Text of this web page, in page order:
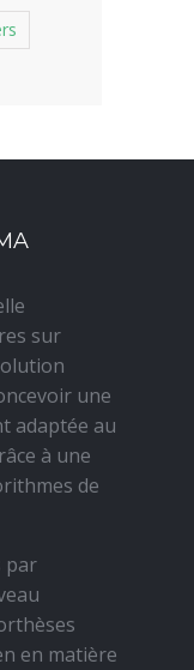
sur
une
adaptée au
à une
de
par
en matière